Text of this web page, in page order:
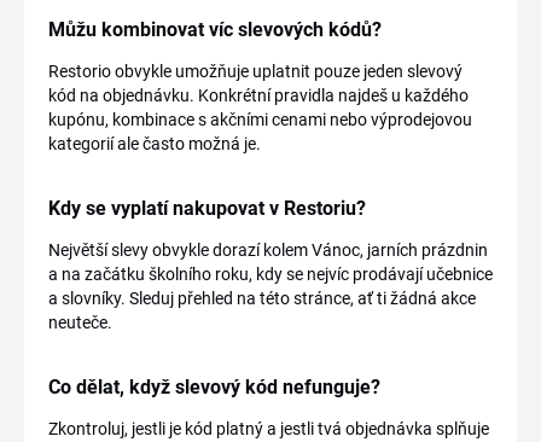
Můžu kombinovat víc slevových kódů?
Restorio obvykle umožňuje uplatnit pouze jeden slevový
kód na objednávku. Konkrétní pravidla najdeš u každého
kupónu, kombinace s akčními cenami nebo výprodejovou
kategorií ale často možná je.
Kdy se vyplatí nakupovat v Restoriu?
Největší slevy obvykle dorazí kolem Vánoc, jarních prázdnin
a na začátku školního roku, kdy se nejvíc prodávají učebnice
a slovníky. Sleduj přehled na této stránce, ať ti žádná akce
neuteče.
Co dělat, když slevový kód nefunguje?
Zkontroluj, jestli je kód platný a jestli tvá objednávka splňuje